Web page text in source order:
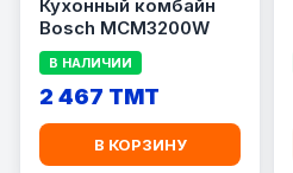
Кухонный комбайн
Bosch MCM3200W
В НАЛИЧИИ
2 467 TMT
В КОРЗИНУ